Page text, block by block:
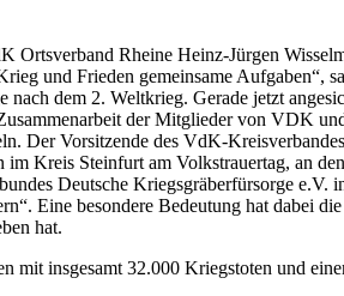
Ortsverband Rheine Heinz-Jürgen
und Frieden gemeinsame Aufgaben“,
dem 2. Weltkrieg. Gerade jetzt
der Mitglieder von VDK
Der Vorsitzende des VdK-
Kreis Steinfurt am Volkstrauertag, an
Deutsche Kriegsgräberfürsorge
Eine besondere Bedeutung hat
hat.
insgesamt 32.000 Kriegstoten und